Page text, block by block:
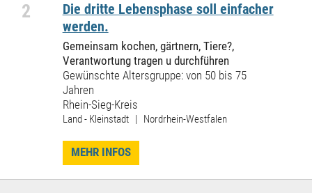
2
Die dritte Lebensphase soll einfacher
werden.
Gemeinsam kochen, gärtnern, Tiere?,
Verantwortung tragen u durchführen
Gewünschte Altersgruppe: von 50 bis 75
Jahren
Rhein-Sieg-Kreis
Land - Kleinstadt | Nordrhein-Westfalen
MEHR INFOS